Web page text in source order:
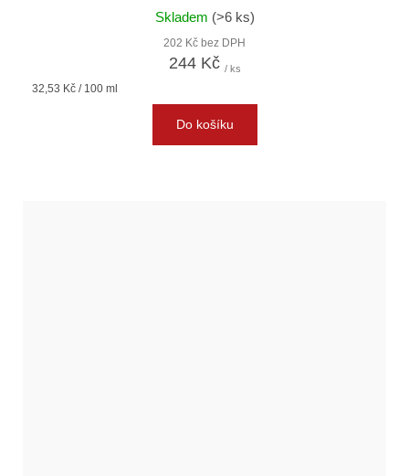
Skladem (>6 ks)
202 Kč bez DPH
244 Kč / ks
Měrná
32,53 Kč / 100 ml
Do košíku